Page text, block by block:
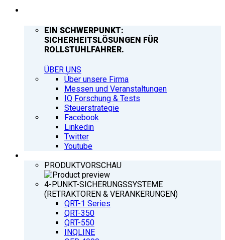
EIN SCHWERPUNKT:
SICHERHEITSLÖSUNGEN FÜR
ROLLSTUHLFAHRER.
ÜBER UNS
Über unsere Firma
Messen und Veranstaltungen
IQ Forschung & Tests
Steuerstrategie
Facebook
Linkedin
Twitter
Youtube
PRODUKTVORSCHAU
4-PUNKT-SICHERUNGSSYSTEME
(RETRAKTOREN & VERANKERUNGEN)
QRT-1 Series
QRT-350
QRT-550
INQLINE